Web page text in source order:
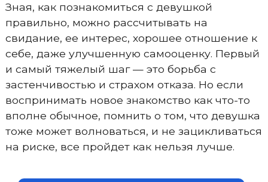
Зная, как познакомиться с девушкой
правильно, можно рассчитывать на
свидание, ее интерес, хорошее отношение к
себе, даже улучшенную самооценку. Первый
и самый тяжелый шаг — это борьба с
застенчивостью и страхом отказа. Но если
воспринимать новое знакомство как что-то
вполне обычное, помнить о том, что девушка
тоже может волноваться, и не зацикливаться
на риске, все пройдет как нельзя лучше.